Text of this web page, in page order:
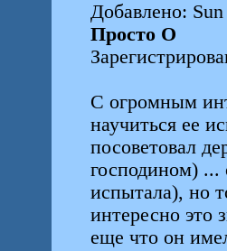
Добавлено:
Просто О
С огромным
научиться ее
посоветовал
господином) ...
испытала), но
интересно это
еще что он